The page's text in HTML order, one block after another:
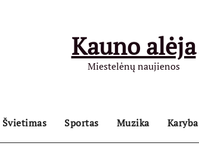
Kauno alėja
Miestelėnų naujienos
Švietimas Sportas Muzika Karyba